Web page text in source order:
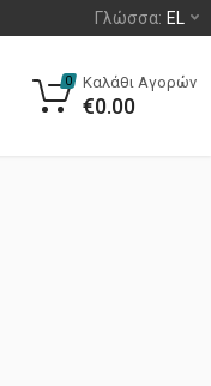
Γλώσσα: EL
0 Καλάθι Αγορών
€0.00